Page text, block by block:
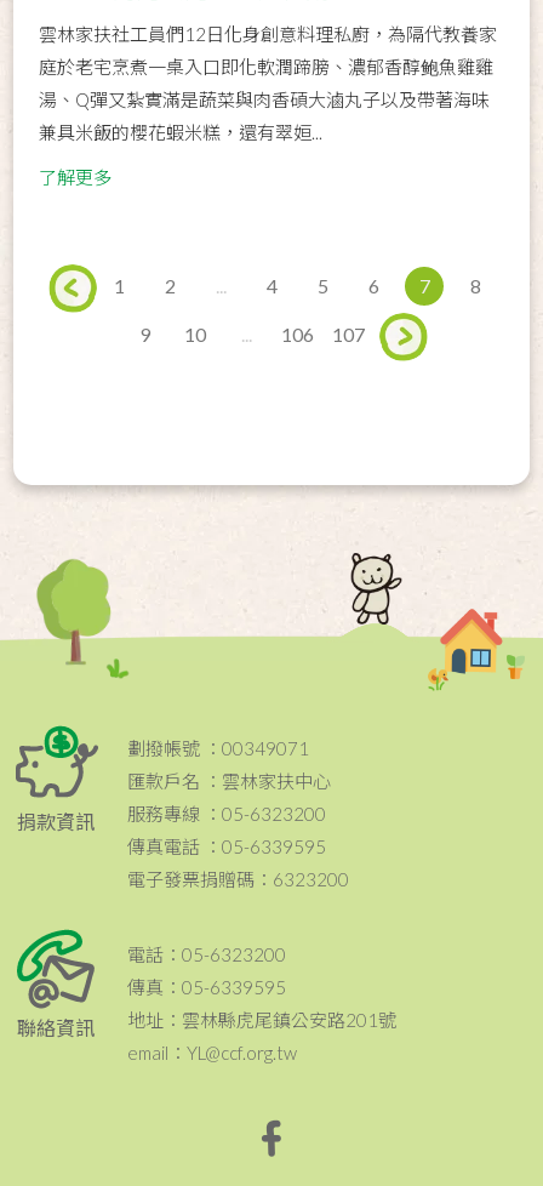
雲林家扶社工員們12日化身創意料理私廚，為隔代教養家
庭於老宅烹煮一桌入口即化軟潤蹄膀、濃郁香醇鲍魚雞雞
湯、Q彈又紮實滿是蔬菜與肉香碩大滷丸子以及帶著海味
兼具米飯的櫻花蝦米糕，還有翠姮...
了解更多
1 2 4 5 6 7 8
9 10 106 107
捐款資訊
劃撥帳號 ：00349071
匯款戶名 ：雲林家扶中心
服務專線 ：05-6323200
傳真電話 ：05-6339595
電子發票捐贈碼：6323200
聯絡資訊
電話：05-6323200
傳真：05-6339595
地址：雲林縣虎尾鎮公安路201號
email：YL@ccf.org.tw